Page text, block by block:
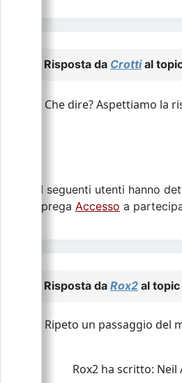
Risposta da Crottial
Che dire? Aspettiamo la
I seguenti utenti hanno
Si prega Accesso a
Risposta da Rox2 al topic
Ripeto un passaggio del
Rox2 ha scritto: